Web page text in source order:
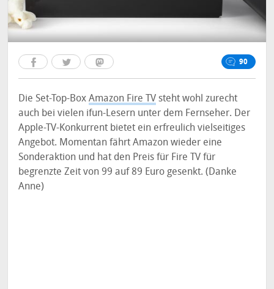
90
Die Set-Top-BoxAmazon Fire TV steht wohl zurecht
auch bei vielen ifun-Lesern unter dem Fernseher. Der
Apple-TV-Konkurrent bietet ein erfreulich vielseitiges
Angebot. Momentan fährt Amazon wieder eine
Sonderaktion und hat den Preis für Fire TV für
begrenzte Zeit von 99 auf 89 Euro gesenkt. (Danke
Anne)